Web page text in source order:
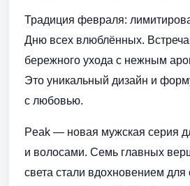
Традиция февраля:
Дню всех влюблённых.
бережного ухода с нежным
Это уникальный дизайн и
с любовью.
Peak — новая мужская серия
и волосами. Семь главных
света стали вдохновением для